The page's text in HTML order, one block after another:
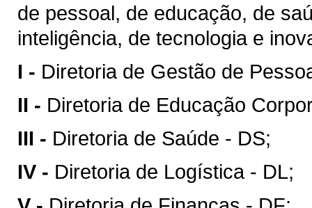
de pessoal, de educação, de
inteligência, de tecnologia e
I - Diretoria de Gestão de
II - Diretoria de Educação
III - Diretoria de Saúde - DS;
IV - Diretoria de Logística - DL;